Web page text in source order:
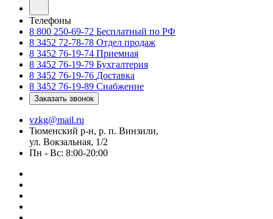
Телефоны
8 800 250-69-72 Бесплатный по РФ
8 3452 72-78-78 Отдел продаж
8 3452 76-19-74 Приемная
8 3452 76-19-79 Бухгалтерия
8 3452 76-19-76 Доставка
8 3452 76-19-89 Снабжение
Заказать звонок
vzkg@mail.ru
Тюменский р-н, р. п. Винзили,
ул. Вокзальная, 1/2
Пн - Вс: 8:00-20:00